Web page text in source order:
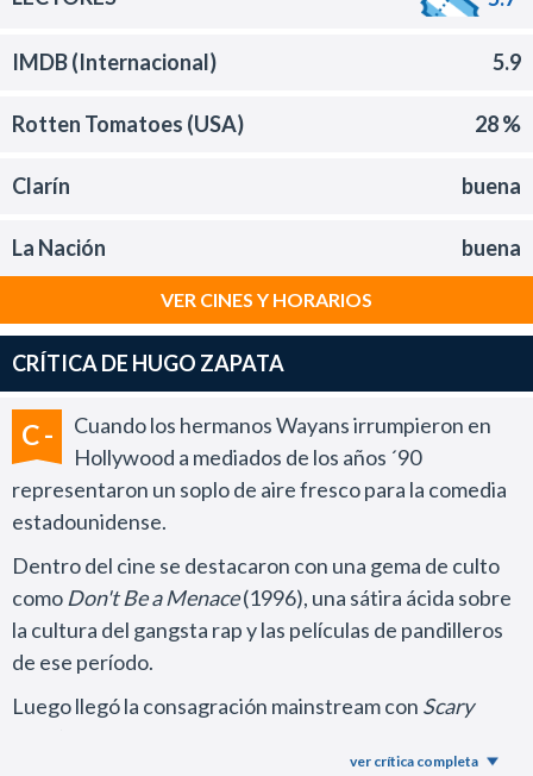
IMDB (Internacional) 5.9
Rotten Tomatoes (USA) 28 %
Clarín buena
La Nación buena
VER CINES Y HORARIOS
CRÍTICA DE HUGO ZAPATA
C -
Cuando los hermanos Wayans irrumpieron en
Hollywood a mediados de los años ´90
representaron un soplo de aire fresco para la comedia
estadounidense.
Dentro del cine se destacaron con una gema de culto
como Don't Be a Menace(1996), una sátira ácida sobre
la cultura del gangsta rap y las películas de pandilleros
de ese período.
Luego llegó la consagración mainstream con Scary
irreverente que la obra previa, pero que consiguió una
ver crítica completa